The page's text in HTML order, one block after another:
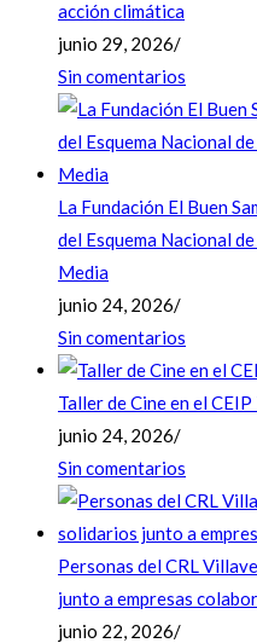
acción climática
junio 29, 2026/
Sin comentarios
La Fundación El Buen
del Esquema Nacional
Media
junio 24, 2026/
Sin comentarios
Taller de Cine en el
junio 24, 2026/
Sin comentarios
Personas del CRL
junto a empresas
junio 22, 2026/